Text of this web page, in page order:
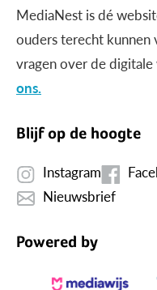
MediaNest is dé
ouders terecht
vragen over de
ons.
Blijf op de hoogte
Instagram
Nieuwsbrief
Powered by